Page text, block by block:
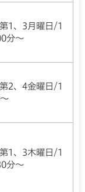
1、3月曜日/1
分～
2、4金曜日/1
1、3木曜日/1
分～